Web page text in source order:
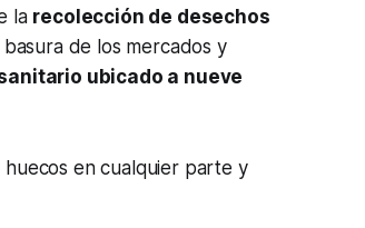
la recolección de desechos
de los mercados y
ubicado a nueve
huecos en cualquier parte y